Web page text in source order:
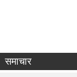
समाचार